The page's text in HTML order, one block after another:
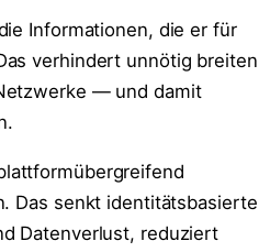
Informationen, die er für
verhindert unnötig breiten
— und damit
Das senkt identitätsbasierte
Datenverlust, reduziert